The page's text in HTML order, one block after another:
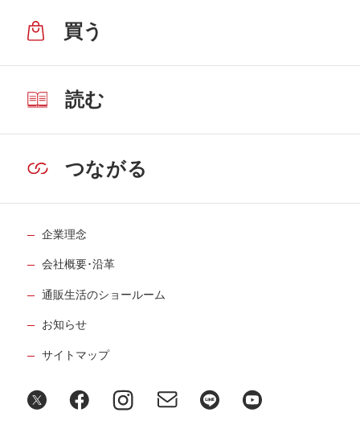
買う
読む
つながる
企業理念
会社概要･沿革
通販生活のショールーム
お知らせ
サイトマップ